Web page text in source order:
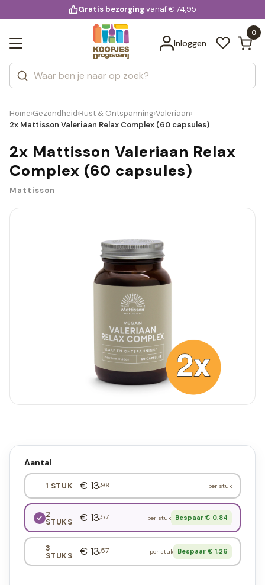
voor 20:00 uur besteld
Gratis bezorgingvanaf € 74,95
Inloggen
0
Zoeken
Categorieën
Merken
Bekijk alle resultaten
Home›Gezondheid›Rust & Ontspanning›Valeriaan›
2x Mattisson Valeriaan Relax Complex (60 capsules)
2x Mattisson Valeriaan Relax
Complex (60 capsules)
Mattisson
Aantal
1 STUK € 13,99 per stuk
2
STUKS € 13,57 per stuk Bespaar € 0,84
3
STUKS € 13,57 per stuk Bespaar € 1,26